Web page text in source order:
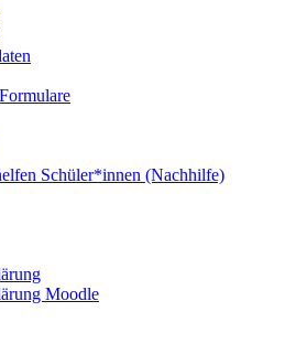
Schüler*innen (Nachhilfe)
Moodle